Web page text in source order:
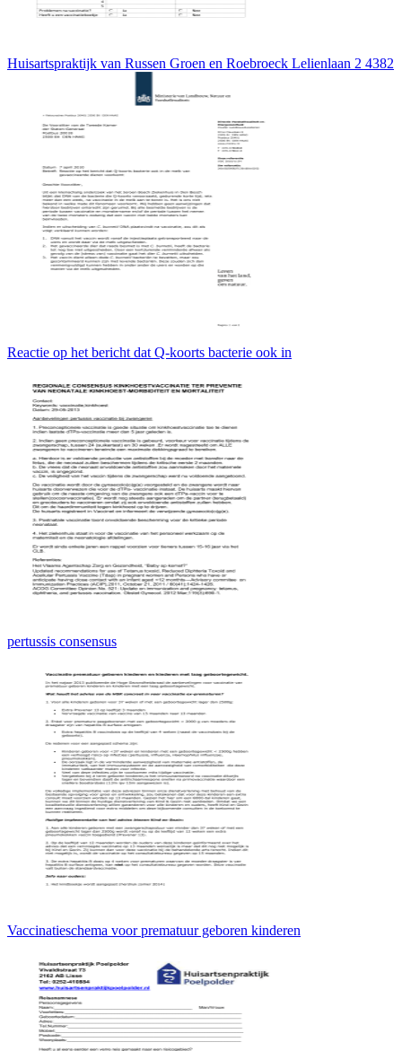
Huisartspraktijk van Russen Groen en Roebroeck Lelienlaan 2 4382
Reactie op het bericht dat Q-koorts bacterie ook in
pertussis consensus
Vaccinatieschema voor prematuur geboren kinderen